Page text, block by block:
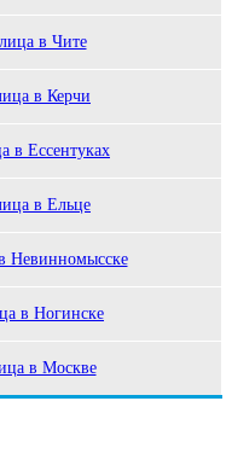
в Чите
в Керчи
в Ессентуках
в Ельце
Невинномысске
в Ногинске
в Москве